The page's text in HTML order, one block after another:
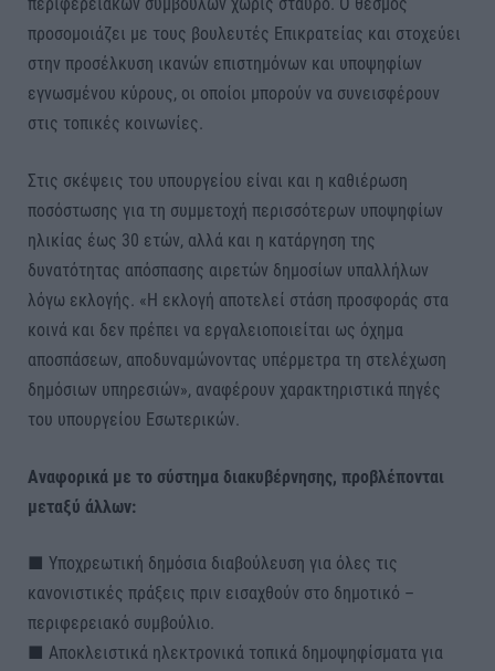
περιφερειακών συμβούλων χωρίς σταυρό. Ο θεσμός
προσομοιάζει με τους βουλευτές Επικρατείας και στοχεύει
στην προσέλκυση ικανών επιστημόνων και υποψηφίων
εγνωσμένου κύρους, οι οποίοι μπορούν να συνεισφέρουν
στις τοπικές κοινωνίες.
Στις σκέψεις του υπουργείου είναι και η καθιέρωση
ποσόστωσης για τη συμμετοχή περισσότερων υποψηφίων
ηλικίας έως 30 ετών, αλλά και η κατάργηση της
δυνατότητας απόσπασης αιρετών δημοσίων υπαλλήλων
λόγω εκλογής. «Η εκλογή αποτελεί στάση προσφοράς στα
κοινά και δεν πρέπει να εργαλειοποιείται ως όχημα
αποσπάσεων, αποδυναμώνοντας υπέρμετρα τη στελέχωση
δημόσιων υπηρεσιών», αναφέρουν χαρακτηριστικά πηγές
του υπουργείου Εσωτερικών.
Αναφορικά με το σύστημα διακυβέρνησης, προβλέπονται
μεταξύ άλλων:
■ Υποχρεωτική δημόσια διαβούλευση για όλες τις
κανονιστικές πράξεις πριν εισαχθούν στο δημοτικό –
περιφερειακό συμβούλιο.
■ Αποκλειστικά ηλεκτρονικά τοπικά δημοψηφίσματα για